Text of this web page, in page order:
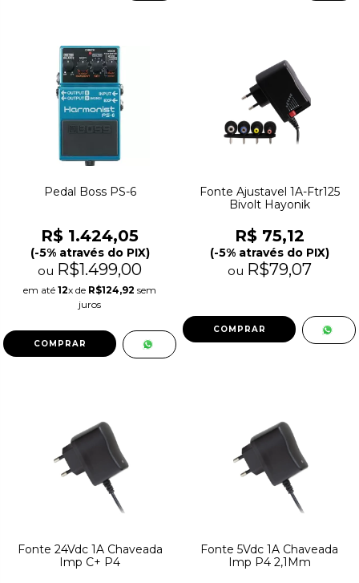
Pedal Boss PS-6
R$ 1.424,05
(-5% através do PIX)
ou R$1.499,00
em até 12x de R$124,92 sem
juros
Fonte Ajustavel 1A-Ftr125
Bivolt Hayonik
R$ 75,12
(-5% através do PIX)
ou R$79,07
Fonte 24Vdc 1A Chaveada
Imp C+ P4
Fonte 5Vdc 1A Chaveada
Imp P4 2,1Mm